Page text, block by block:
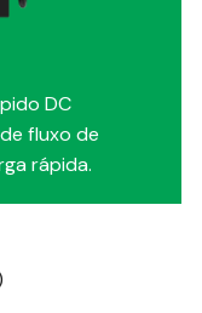
DC
fluxo de
rápida.